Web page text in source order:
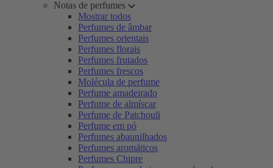
Notas de perfumes
Mostrar todos
Perfumes de âmbar
Perfumes orientais
Perfumes florais
Perfumes frutados
Perfumes frescos
Molécula de perfume
Perfume amadeirado
Perfume de almíscar
Perfume de Patchouli
Perfume em pó
Perfumes abaunilhados
Perfumes aromáticos
Perfumes Chipre